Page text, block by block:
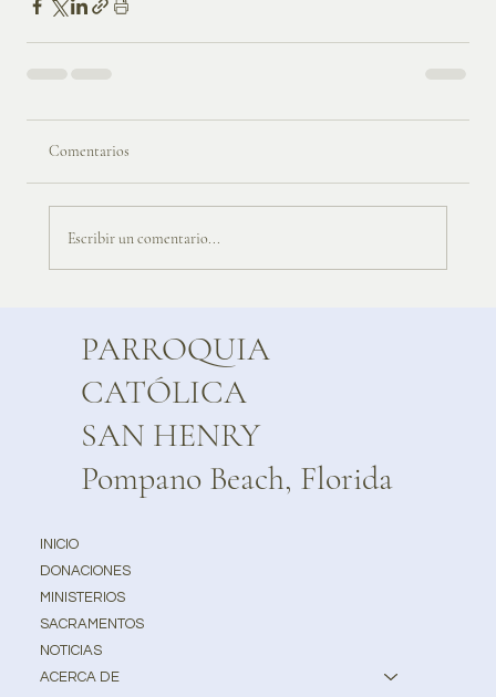
Comentarios
Escribir un comentario...
PARROQUIA
CATÓLICA
SAN HENRY
Pompano Beach, Florida
INICIO
DONACIONES
MINISTERIOS
SACRAMENTOS
NOTICIAS
ACERCA DE